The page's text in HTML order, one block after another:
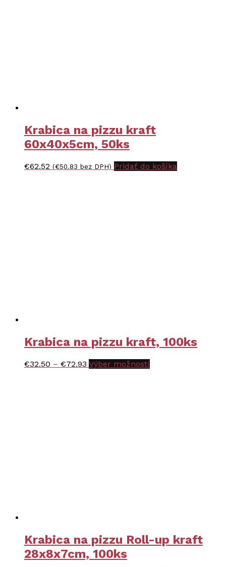
Krabica na pizzu kraft
60x40x5cm, 50ks
€62.52 (€50.83 bez DPH) Pridať do košíka
Krabica na pizzu kraft, 100ks
€32.50 – €72.93 Price
Výber možností
Krabica na pizzu Roll-up kraft
28x8x7cm, 100ks